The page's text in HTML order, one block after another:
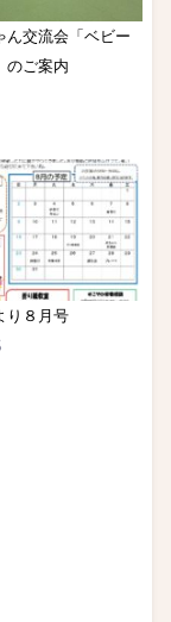
ん交流会「ベビー
のご案内
り８月号